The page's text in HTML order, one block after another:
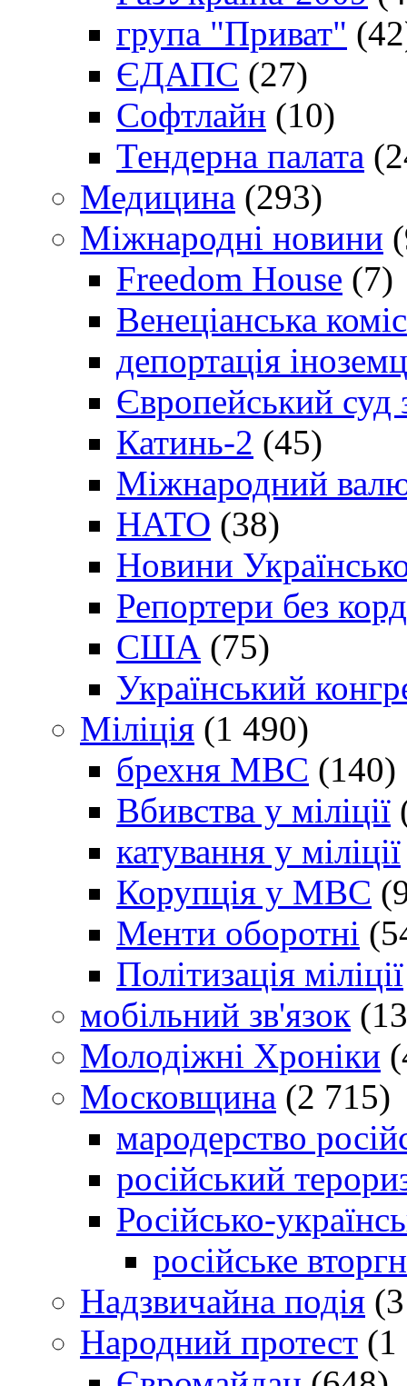
група "Приват"
ЄДАПС (27)
Софтлайн (10)
Тендерна палата
Медицина (293)
Міжнародні новини
Freedom House (7)
Венеціанська
депортація
Європейський
Катинь-2 (45)
Міжнародний
НАТО (38)
Новини
Репортери без
США (75)
Український
Міліція (1 490)
брехня МВС (140)
Вбивства у міліції
катування у міліції
Корупція у МВС
Менти оборотні
Політизація міліції
мобільний зв'язок
Молодіжні Хроніки
Московщина (2 715)
мародерство
російський
Російсько-
російське
Надзвичайна подія
Народний протест (1